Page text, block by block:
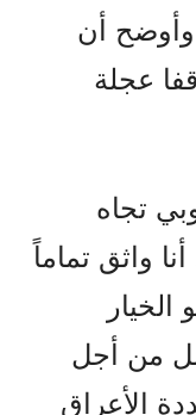
وأوضح أن
عجلة
تجاه
واثق تماماً
من أجل
الأعراق